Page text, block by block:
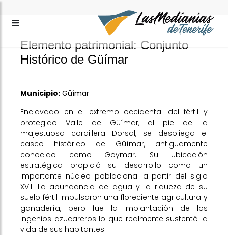
Elemento patrimonial: Conjunto
Histórico de Güímar
Municipio: Güímar
Enclavado en el extremo occidental del fértil y
protegido Valle de Güímar, al pie de la
majestuosa cordillera Dorsal, se despliega el
casco histórico de Güímar, antiguamente
conocido como Goymar. Su ubicación
estratégica propició su desarrollo como un
importante núcleo poblacional a partir del siglo
XVII. La abundancia de agua y la riqueza de su
suelo fértil impulsaron una floreciente agricultura y
ganadería, pero fue la implantación de los
ingenios azucareros lo que realmente sustentó la
vida de sus habitantes.